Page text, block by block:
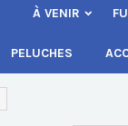
À VENIR
PELUCHES